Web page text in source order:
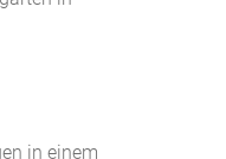
in einem